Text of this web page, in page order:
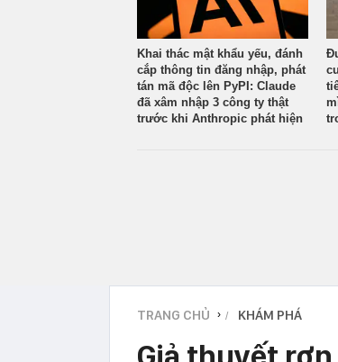
Khai thác mật khẩu yếu, đánh
cắp thông tin đăng nhập, phát
tán mã độc lên PyPI: Claude
đã xâm nhập 3 công ty thật
trước khi Anthropic phát hiện
TRANG CHỦ › KHÁM PHÁ